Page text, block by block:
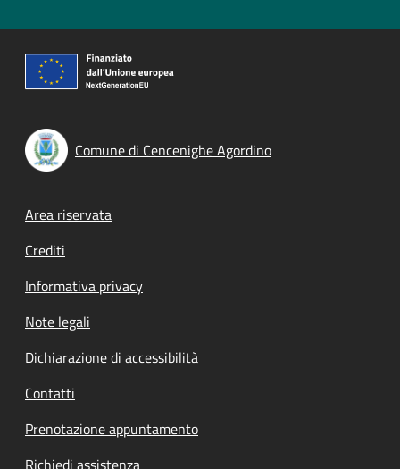
Comune di Cencenighe Agordino
Footer menu
Area riservata
Crediti
Informativa privacy
Note legali
Dichiarazione di accessibilità
Contatti
Prenotazione appuntamento
Richiedi assistenza